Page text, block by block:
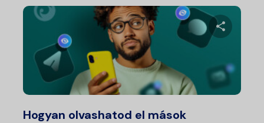
Hogyan olvashatod el mások